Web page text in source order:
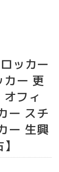
ッカー
ー 更
フィ
ー スチ
ー 生興